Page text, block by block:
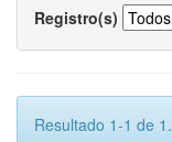
Registro(s)
Resultado 1-1 de 1.